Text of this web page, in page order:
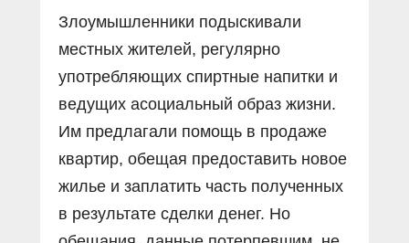
Злоумышленники подыскивали
местных жителей, регулярно
употребляющих спиртные напитки и
ведущих асоциальный образ жизни.
Им предлагали помощь в продаже
квартир, обещая предоставить новое
жилье и заплатить часть полученных
в результате сделки денег. Но